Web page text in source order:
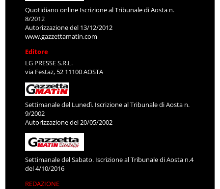
Quotidiano online Iscrizione al Tribunale di Aosta n.
8/2012
Autorizzazione del 13/12/2012
www.gazzettamatin.com
Editore
LG PRESSE S.R.L.
via Festaz, 52 11100 AOSTA
Settimanale del Lunedì. Iscrizione al Tribunale di Aosta n.
9/2002
Autorizzazione del 20/05/2002
Settimanale del Sabato. Iscrizione al Tribunale di Aosta n.4
del 4/10/2016
REDAZIONE